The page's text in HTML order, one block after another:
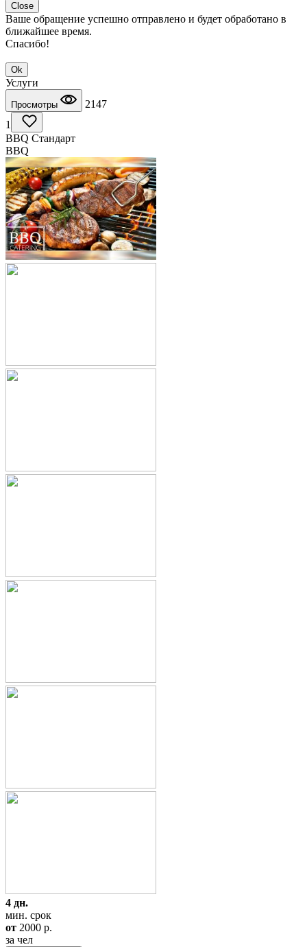
Close
Ваше обращение успешно отправлено и будет обработано в
ближайшее время.
Спасибо!
Ok
Услуги
Просмотры
2147
1
BBQ Стандарт
BBQ
4 дн.
мин. срок
от 2000 p.
за чел